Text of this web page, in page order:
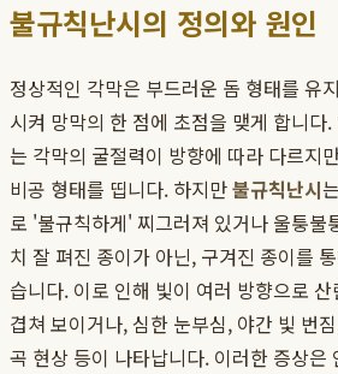
불규칙난시의 정의와 원인
정상적인 각막은 부드러운 돔 형태를 유
시켜 망막의 한 점에 초점을 맺게 합니다
는 각막의 굴절력이 방향에 따라 다르지
비공 형태를 띱니다. 하지만불규칙난시
로 '불규칙하게' 찌그러져 있거나 울퉁불
치 잘 펴진 종이가 아닌, 구겨진 종이를
습니다. 이로 인해 빛이 여러 방향으로
겹쳐 보이거나, 심한 눈부심, 야간 빛 번
곡 현상 등이 나타납니다. 이러한 증상은